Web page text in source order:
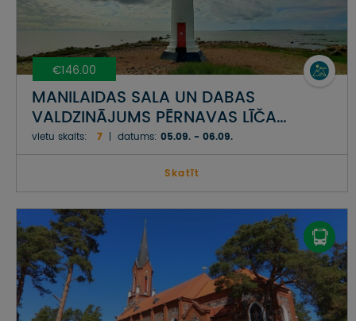
€146.00
MANILAIDAS SALA UN DABAS
VALDZINĀJUMS PĒRNAVAS LĪČA
PIEKRASTĒ
vietu skaits: 7 datums: 05.09. - 06.09.
Skatīt